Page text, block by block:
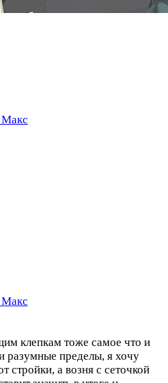
клепкам тоже самое что и
разумные пределы, я хочу
стройки, а возня с сеточкой